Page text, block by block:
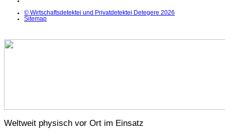
© Wirtschaftsdetektei und Privatdetektei Detegere 2026
Sitemap
Weltweit physisch vor Ort im Einsatz